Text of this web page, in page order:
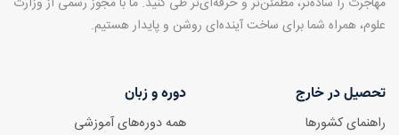
علوم، همراه شما برای ساخت آینده‌ای روشن و پایدار هستیم.
تحصیل در خارج
راهنمای کشورها
دوره و زبان
همه دوره‌های آموزشی